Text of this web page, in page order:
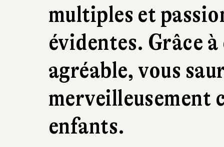
multiples et
évidentes. Grâce
agréable, vous
merveilleusement
enfants.